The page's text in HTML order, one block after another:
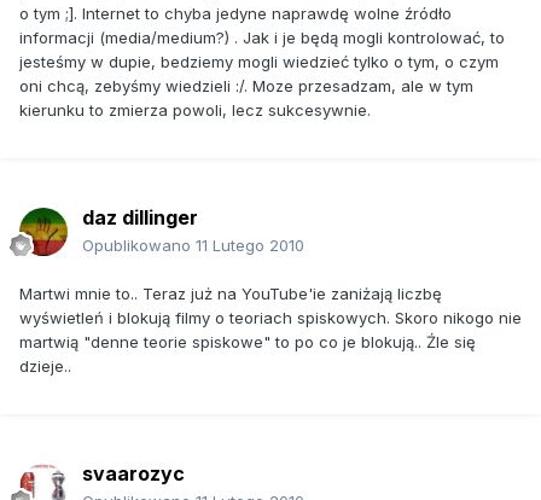
o tym ;]. Internet to chyba jedyne naprawdę wolne źródło
informacji (media/medium?) . Jak i je będą mogli kontrolować, to
jesteśmy w dupie, bedziemy mogli wiedzieć tylko o tym, o czym
oni chcą, zebyśmy wiedzieli :/. Moze przesadzam, ale w tym
kierunku to zmierza powoli, lecz sukcesywnie.
daz dillinger
Opublikowano 11 Lutego 2010
Martwi mnie to.. Teraz już na YouTube'ie zaniżają liczbę
wyświetleń i blokują filmy o teoriach spiskowych. Skoro nikogo nie
martwią "denne teorie spiskowe" to po co je blokują.. Źle się
dzieje..
svaarozyc